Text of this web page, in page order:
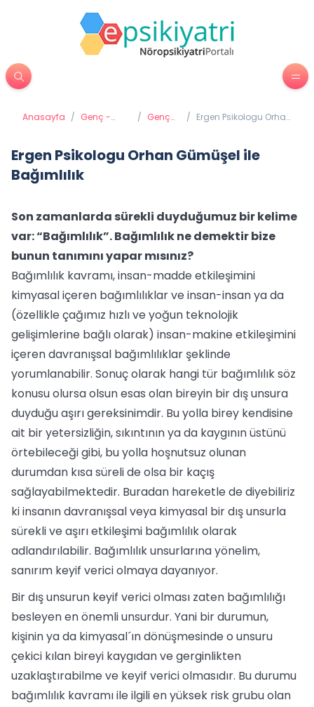
Anasayfa / Genç -
/ Genç
/ Ergen Psikologu Orhan
Ergen Psikologu Orhan Gümüşel ile
Bağımlılık
Son zamanlarda sürekli duyduğumuz bir kelime
var: “Bağımlılık”. Bağımlılık ne demektir bize
bunun tanımını yapar mısınız?
Bağımlılık kavramı, insan-madde etkileşimini
kimyasal içeren bağımlılıklar ve insan-insan ya da
(özellikle çağımız hızlı ve yoğun teknolojik
gelişimlerine bağlı olarak) insan-makine etkileşimini
içeren davranışsal bağımlılıklar şeklinde
yorumlanabilir. Sonuç olarak hangi tür bağımlılık söz
konusu olursa olsun esas olan bireyin bir dış unsura
duyduğu aşırı gereksinimdir. Bu yolla birey kendisine
ait bir yetersizliğin, sıkıntının ya da kaygının üstünü
örtebileceği gibi, bu yolla hoşnutsuz olunan
durumdan kısa süreli de olsa bir kaçış
sağlayabilmektedir. Buradan hareketle de diyebiliriz
ki insanın davranışsal veya kimyasal bir dış unsurla
sürekli ve aşırı etkileşimi bağımlılık olarak
adlandırılabilir. Bağımlılık unsurlarına yönelim,
sanırım keyif verici olmaya dayanıyor.
Bir dış unsurun keyif verici olması zaten bağımlılığı
besleyen en önemli unsurdur. Yani bir durumun,
kişinin ya da kimyasal´ın dönüşmesinde o unsuru
çekici kılan bireyi kaygıdan ve gerginlikten
uzaklaştırabilme ve keyif verici olmasıdır. Bu durumu
bağımlılık kavramı ile ilgili en yüksek risk grubu olan